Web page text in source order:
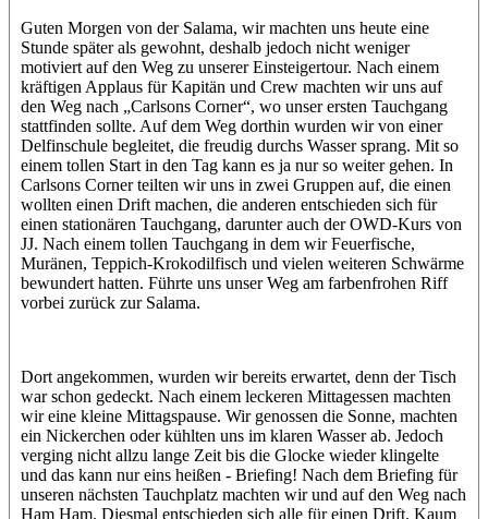
Guten Morgen von der Salama, wir machten uns heute eine
Stunde später als gewohnt, deshalb jedoch nicht weniger
motiviert auf den Weg zu unserer Einsteigertour. Nach einem
kräftigen Applaus für Kapitän und Crew machten wir uns auf
den Weg nach „Carlsons Corner“, wo unser ersten Tauchgang
stattfinden sollte. Auf dem Weg dorthin wurden wir von einer
Delfinschule begleitet, die freudig durchs Wasser sprang. Mit so
einem tollen Start in den Tag kann es ja nur so weiter gehen. In
Carlsons Corner teilten wir uns in zwei Gruppen auf, die einen
wollten einen Drift machen, die anderen entschieden sich für
einen stationären Tauchgang, darunter auch der OWD-Kurs von
JJ. Nach einem tollen Tauchgang in dem wir Feuerfische,
Muränen, Teppich-Krokodilfisch und vielen weiteren Schwärme
bewundert hatten. Führte uns unser Weg am farbenfrohen Riff
vorbei zurück zur Salama.
Dort angekommen, wurden wir bereits erwartet, denn der Tisch
war schon gedeckt. Nach einem leckeren Mittagessen machten
wir eine kleine Mittagspause. Wir genossen die Sonne, machten
ein Nickerchen oder kühlten uns im klaren Wasser ab. Jedoch
verging nicht allzu lange Zeit bis die Glocke wieder klingelte
und das kann nur eins heißen - Briefing! Nach dem Briefing für
unseren nächsten Tauchplatz machten wir und auf den Weg nach
Ham Ham. Diesmal entschieden sich alle für einen Drift. Kaum